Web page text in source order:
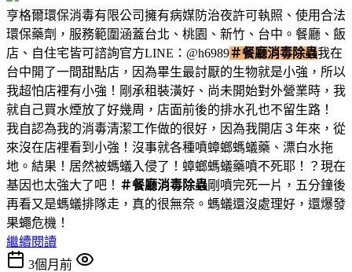
亨格爾環保消毒有限公司擁有病媒防治夜許可執照、使用合法
環保藥劑，服務範圍涵蓋台北、桃園、新竹、台中。餐廳、飯
店、自住宅皆可諮詢官方LINE：@h6989＃餐廳消毒除蟲我在
台中開了一間甜點店，因為畢生最討厭的生物就是小強，所以
我超怕店裡有小強！剛承租裝潢好、尚未開始對外營業時，我
就自己買水煙放了好幾周，店面前後的排水孔也不留生路！
我自認為我的消毒清潔工作做的很好，因為我開店３年來，從
來沒在店裡看到小強！沒事就各種噴蟑螂螞蟻藥、漂白水拖
地。結果！居然被螞蟻入侵了！蟑螂螞蟻藥噴不死耶！？現在
基因也太強大了吧！ ＃餐廳消毒除蟲剛噴完死一片，五分鐘後
再看又是螞蟻排隊走，真的很無奈。螞蟻還沒處理好，還爆發
果蠅危機！
繼續閱讀
3個月前